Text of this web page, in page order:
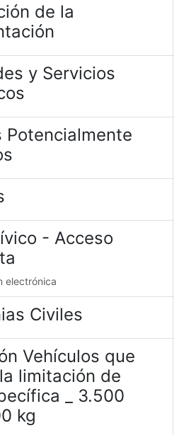
de la
y Servicios
Potencialmente
- Acceso
electrónica
Civiles
Vehículos que
limitación de
_ 3.500
kg